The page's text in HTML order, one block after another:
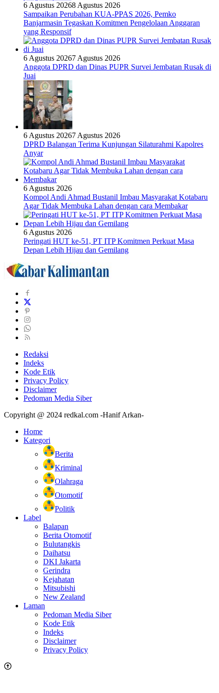
6 Agustus 20268 Agustus 2026
Sampaikan Perubahan KUA-PPAS 2026, Pemko
Banjarmasin Tegaskan Komitmen Pengelolaan Anggaran
yang Responsif
6 Agustus 20267 Agustus 2026
Anggota DPRD dan Dinas PUPR Survei Jembatan Rusak di
Juai
6 Agustus 20267 Agustus 2026
DPRD Balangan Terima Kunjungan Silaturahmi Kapolres
Anyar
6 Agustus 2026
Kompol Andi Ahmad Bustanil Imbau Masyarakat Kotabaru
Agar Tidak Membuka Lahan dengan cara Membakar
6 Agustus 2026
Peringati HUT ke-51, PT ITP Komitmen Perkuat Masa
Depan Lebih Hijau dan Gemilang
Redaksi
Indeks
Kode Etik
Privacy Policy
Disclaimer
Pedoman Media Siber
Copyright @ 2024 redkal.com -Hanif Arkan-
Home
Kategori
Berita
Kriminal
Olahraga
Otomotif
Politik
Label
Balapan
Berita Otomotif
Bulutangkis
Daihatsu
DKI Jakarta
Gerindra
Kejahatan
Mitsubishi
New Zealand
Laman
Pedoman Media Siber
Kode Etik
Indeks
Disclaimer
Privacy Policy